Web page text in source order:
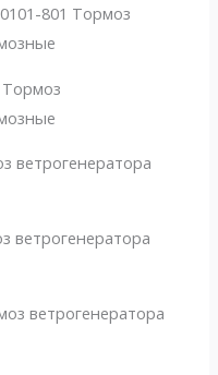
801 Тормоз
Тормоз
ветрогенератора
ветрогенератора
ветрогенератора